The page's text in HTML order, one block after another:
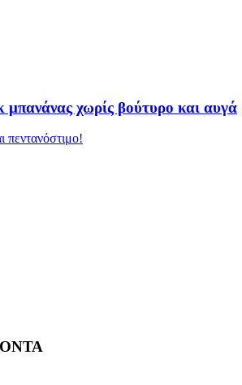
μπανάνας χωρίς βούτυρο και αυγά
πεντανόστιμο!